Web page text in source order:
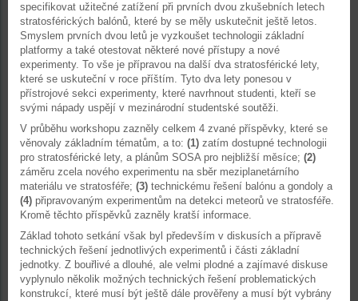
specifikovat užitečné zatížení při prvních dvou zkušebních letech
stratosférických balónů, které by se měly uskutečnit ještě letos.
Smyslem prvních dvou letů je vyzkoušet technologii základní
platformy a také otestovat některé nové přístupy a nové
experimenty. To vše je přípravou na další dva stratosférické lety,
které se uskuteční v roce příštím. Tyto dva lety ponesou v
přístrojové sekci experimenty, které navrhnout studenti, kteří se
svými nápady uspějí v mezinárodní studentské soutěži.
V průběhu workshopu zazněly celkem 4 zvané příspěvky, které se
věnovaly základním tématům, a to: (1) zatím dostupné technologii
pro stratosférické lety, a plánům SOSA pro nejbližší měsíce; (2)
záměru zcela nového experimentu na sběr meziplanetárního
materiálu ve stratosféře; (3) technickému řešení balónu a gondoly a
(4) připravovaným experimentům na detekci meteorů ve stratosféře.
Kromě těchto příspěvků zazněly kratší informace.
Základ tohoto setkání však byl především v diskusích a přípravě
technických řešení jednotlivých experimentů i části základní
jednotky. Z bouřlivé a dlouhé, ale velmi plodné a zajímavé diskuse
vyplynulo několik možných technických řešení problematických
konstrukcí, které musí být ještě dále prověřeny a musí být vybrány